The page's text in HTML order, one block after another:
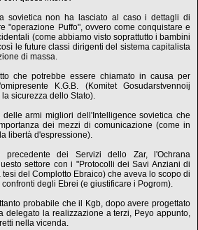
sovietica non ha lasciato al caso i dettagli di
"operazione Puffo", ovvero come conquistare e
(come abbiamo visto soprattutto i bambini
le future classi dirigenti del sistema capitalista
di massa.
che potrebbe essere chiamato in causa per
K.G.B. (Komitet Gosudarstvennoij
sicurezza dello Stato).
armi migliori dell'Intelligence sovietica che
dei mezzi di comunicazione (come in
libertà d'espressione).
precedente dei Servizi dello Zar, l'Ochrana
settore con i "Protocolli dei Savi Anziani di
del Complotto Ebraico) che aveva lo scopo di
degli Ebrei (e giustificare i Pogrom).
probabile che il Kgb, dopo avere progettato
delegato la realizzazione a terzi, Peyo appunto,
nella vicenda.